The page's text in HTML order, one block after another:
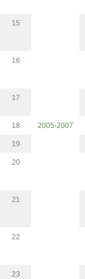
2005-2007
15
16
17
18
19
20
21
22
23